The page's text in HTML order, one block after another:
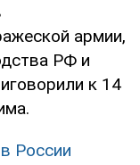
армии,
РФ и
к 14
в России